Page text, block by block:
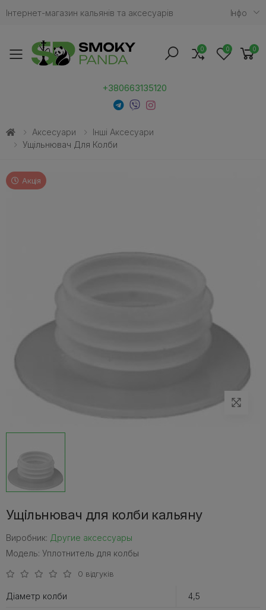
Інтернет-магазин кальянів та аксесуарів Iнфо
Toggle mobile menu
+380663135120
0 0 0
Аксесуари
Інші Аксесуари
Ущільнювач Для Колби
Акція
Ущільнювач для колби кальяну
Виробник: Другие аксессуары
Модель: Уплотнитель для колбы
0 відгуків
Діаметр колби 4,5